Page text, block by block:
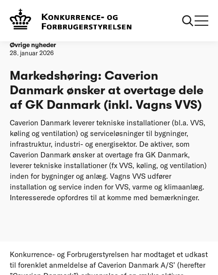
Forside
GK Danmark (inkl. Vagns VVS)
Øvrige nyheder
28. januar 2026
Markedshøring: Caverion
Danmark ønsker at overtage dele
af GK Danmark (inkl. Vagns VVS)
Caverion Danmark leverer tekniske installationer (bl.a. VVS,
køling og ventilation) og serviceløsninger til bygninger,
infrastruktur, industri- og energisektor. De aktiver, som
Caverion Danmark ønsker at overtage fra GK Danmark,
leverer tekniske installationer (fx VVS, køling, og ventilation)
inden for bygninger og anlæg. Vagns VVS udfører
installation og service inden for VVS, varme og klimaanlæg.
Interesserede opfordres til at komme med bemærkninger.
Konkurrence- og Forbrugerstyrelsen har modtaget et udkast
til forenklet anmeldelse af Caverion Danmark A/S’ (herefter